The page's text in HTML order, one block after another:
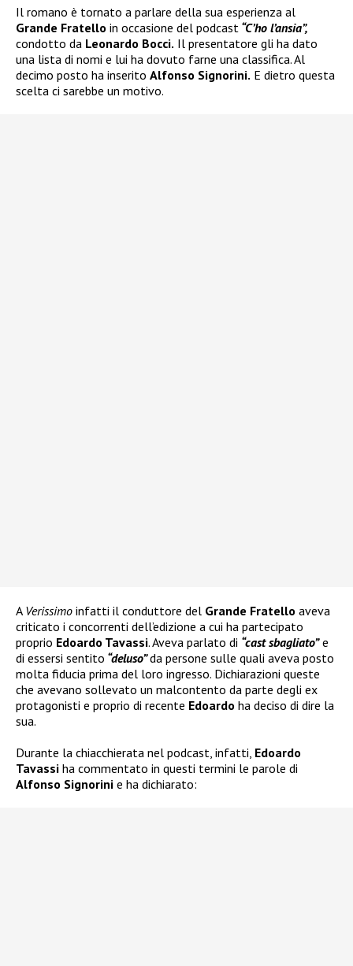
Il romano è tornato a parlare della sua esperienza al
Grande Fratello in occasione del podcast “C’ho l’ansia”,
condotto da Leonardo Bocci. Il presentatore gli ha dato
una lista di nomi e lui ha dovuto farne una classifica. Al
decimo posto ha inserito Alfonso Signorini. E dietro questa
scelta ci sarebbe un motivo.
A Verissimo infatti il conduttore del Grande Fratello aveva
criticato i concorrenti dell’edizione a cui ha partecipato
proprio Edoardo Tavassi. Aveva parlato di “cast sbagliato”e
di essersi sentito “deluso”da persone sulle quali aveva posto
molta fiducia prima del loro ingresso. Dichiarazioni queste
che avevano sollevato un malcontento da parte degli ex
protagonisti e proprio di recente Edoardo ha deciso di dire la
sua.
Durante la chiacchierata nel podcast, infatti, Edoardo
Tavassi ha commentato in questi termini le parole di
Alfonso Signorini e ha dichiarato: